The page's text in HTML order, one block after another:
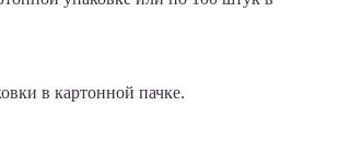
в картонной пачке.